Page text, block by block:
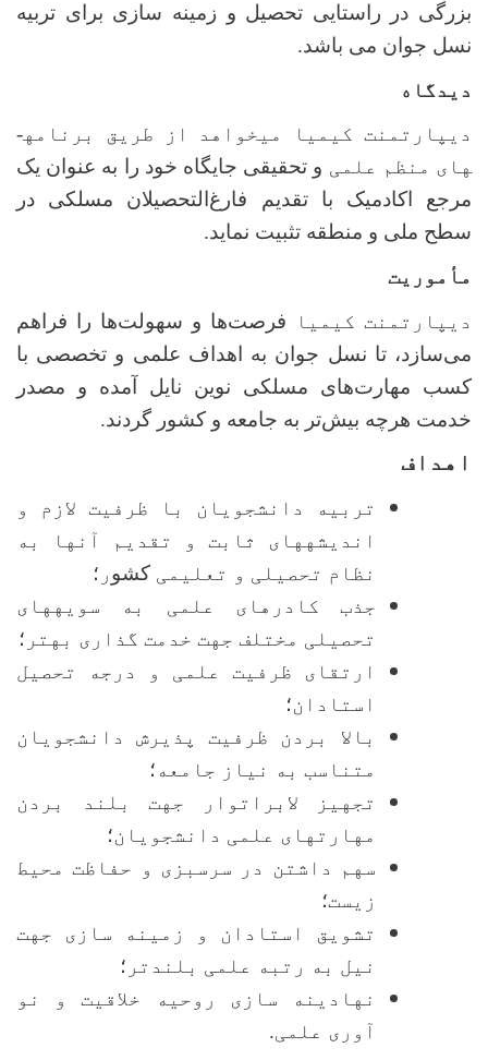
بزرگی در راستایی تحصیل و زمینه سازی برای تربیه
نسل جوان می باشد.
دیدگاه
دیپارتمنت کیمیا می­خواهد از طریق برنامه­
های منظم علمی و تحقیقی جایگاه خود را به عنوان یک
مرجع اکادمیک با تقدیم فارغ‌التحصیلان مسلکی در
سطح ملی و منطقه تثبیت نماید.
مأموریت
دیپارتمنت کیمیا فرصت‌ها و سهولت‌ها را فراهم
می‌سازد، تا نسل جوان به اهداف علمی و تخصصی با
کسب مهارت‌های مسلکی نوین نایل آمده و مصدر
خدمت هرچه بیش‌تر به جامعه و کشور گردند.
اهداف
تربیه دانشجویان با ظرفیت لازم و
اندیشه­های ثابت و تقدیم آنها به
نظام تحصیلی و تعلیمی کشور ؛
جذب کادرهای علمی به سویه­های
تحصیلی مختلف جهت خدمت گذاری بهتر ؛
ارتقای ظرفیت علمی و درجه تحصیل
استادان؛
بالا بردن ظرفیت پذیرش دانشجویان
متناسب به نیاز جامعه ؛
تجهیز لابراتوار جهت بلند بردن
مهارت­های علمی دانشجویان؛
سهم داشتن در سرسبزی و حفاظت محیط
زیست؛
تشویق استادان و زمینه سازی جهت
نیل به رتبه علمی بلندتر ؛
نهادینه سازی روحیه خلاقیت و نو
آوری علمی.